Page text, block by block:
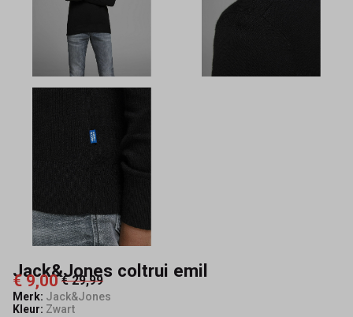
Jack&Jones coltrui emil
€ 9,00 € 29,99
Merk: Jack&Jones
Kleur: Zwart